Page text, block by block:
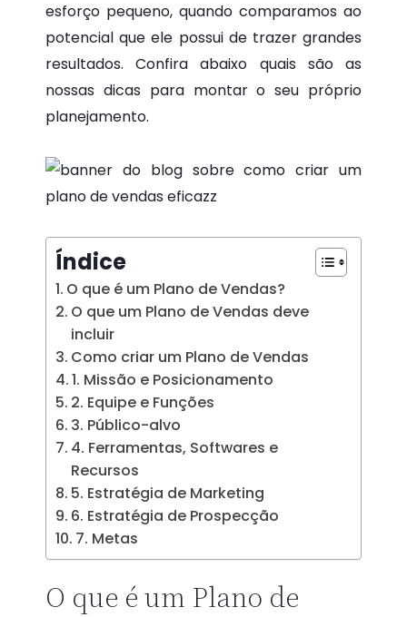
esforço pequeno, quando comparamos ao
potencial que ele possui de trazer grandes
resultados. Confira abaixo quais são as
nossas dicas para montar o seu próprio
planejamento.
Índice
O que é um Plano de Vendas?
O que um Plano de Vendas deve
incluir
Como criar um Plano de Vendas
1. Missão e Posicionamento
2. Equipe e Funções
3. Público-alvo
4. Ferramentas, Softwares e
Recursos
5. Estratégia de Marketing
6. Estratégia de Prospecção
7. Metas
O que é um Plano de